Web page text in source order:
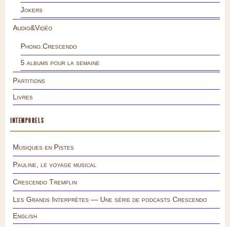
Jokers
Audio&Vidéo
Phono.Crescendo
5 albums pour la semaine
Partitions
Livres
INTEMPORELS
Musiques en Pistes
Pauline, le voyage musical
Crescendo Tremplin
Les Grands Interprètes — Une série de podcasts Crescendo
English